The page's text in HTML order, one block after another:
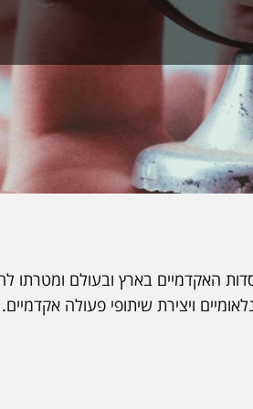
האקדמיים בארץ ובעולם ומטרתו
ויצירת שיתופי פעולה אקדמיים.